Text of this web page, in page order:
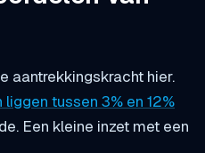
aantrekkingskracht hier.
tussen 3% en 12%
Een kleine inzet met een